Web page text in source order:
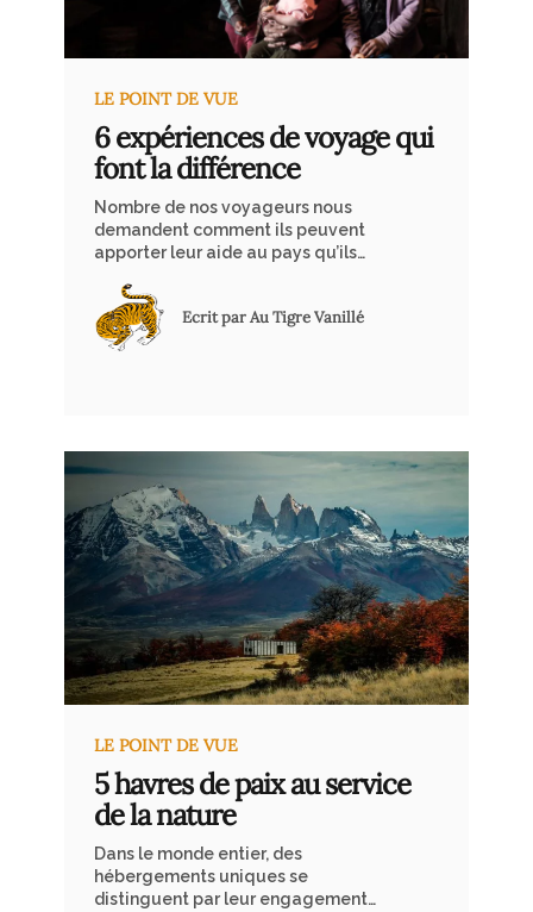
LE POINT DE VUE
6 expériences de voyage qui
font la différence
Nombre de nos voyageurs nous
demandent comment ils peuvent
apporter leur aide au pays qu’ils
d’initiatives publiques ou privées que
nous pouvons soutenir par le simple
fait de s’y rendre. Votre voyage se
Ecrit par Au Tigre Vanillé
LE POINT DE VUE
5 havres de paix au service
de la nature
Dans le monde entier, des
hébergements uniques se
distinguent par leur engagement